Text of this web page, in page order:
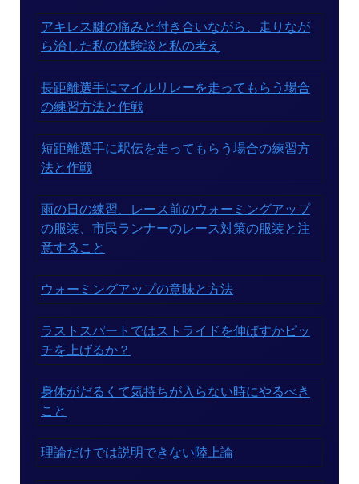
アキレス腱の痛みと付き合いながら、走りなが
ら治した私の体験談と私の考え
長距離選手にマイルリレーを走ってもらう場合
の練習方法と作戦
短距離選手に駅伝を走ってもらう場合の練習方
法と作戦
雨の日の練習、レース前のウォーミングアップ
の服装、市民ランナーのレース対策の服装と注
意すること
ウォーミングアップの意味と方法
ラストスパートではストライドを伸ばすかピッ
チを上げるか？
身体がだるくて気持ちが入らない時にやるべき
こと
理論だけでは説明できない陸上論